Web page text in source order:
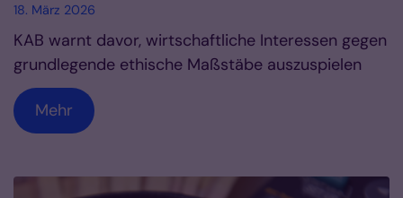
18. März 2026
KAB warnt davor, wirtschaftliche Interessen gegen
grundlegende ethische Maßstäbe auszuspielen
Mehr